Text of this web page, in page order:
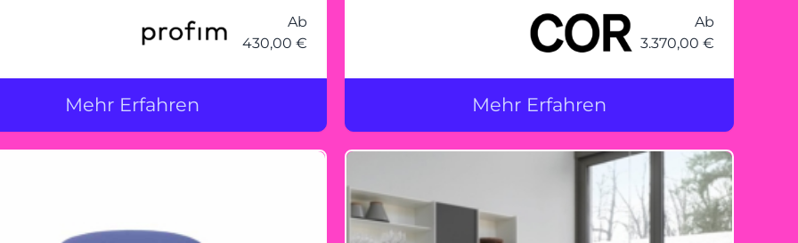
Ab
430,00 €
Mehr Erfahren
Ab
3.370,00 €
Mehr Erfahren